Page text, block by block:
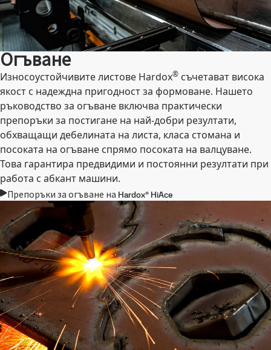
Огъване
Износоустойчивите листове Hardox® съчетават висока
якост с надеждна пригодност за формоване. Нашето
ръководство за огъване включва практически
препоръки за постигане на най-добри резултати,
обхващащи дебелината на листа, класа стомана и
посоката на огъване спрямо посоката на валцуване.
Това гарантира предвидими и постоянни резултати при
работа с абкант машини.
Препоръки за огъване на Hardox® HiAce